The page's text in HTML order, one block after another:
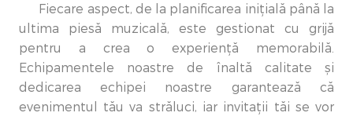
Fiecare aspect, de la planificarea inițială până la
ultima piesă muzicală, este gestionat cu grijă
pentru a crea o experiență memorabilă.
Echipamentele noastre de înaltă calitate și
dedicarea echipei noastre garantează că
evenimentul tău va străluci, iar invitații tăi se vor